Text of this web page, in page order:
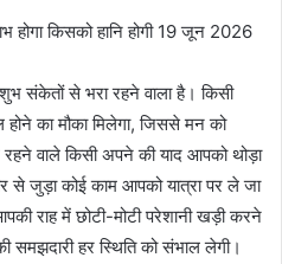
किसको हानि होगी 19 जून 2026
संकेतों से भरा रहने वाला है। किसी
होने का मौका मिलेगा, जिससे मन को
रहने वाले किसी अपने की याद आपको थोड़ा
से जुड़ा कोई काम आपको यात्रा पर ले जा
राह में छोटी-मोटी परेशानी खड़ी करने
हर स्थिति को संभाल लेगी।